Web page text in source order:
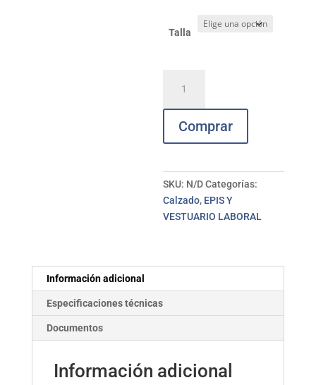
Talla
nylon
serraje
S1P
SRC
EXENA
Monza
azul
cantidad
Comprar
SKU: N/DCategorías:
Calzado, EPIS Y
VESTUARIO LABORAL
Información adicional
Especificaciones técnicas
Documentos
Información adicional